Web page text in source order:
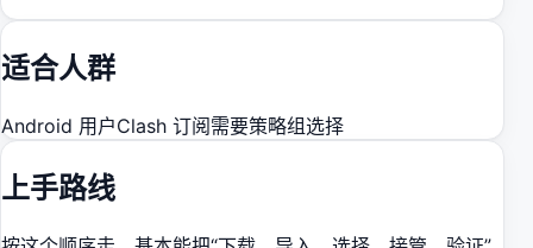
适合人群
Android 用户Clash 订阅需要策略组选择
上手路线